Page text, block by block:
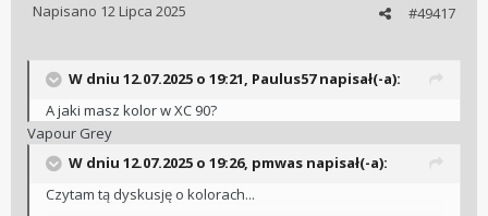
#49417
Napisano 12 Lipca 2025
W dniu 12.07.2025 o 19:21, Paulus57napisał(-a):
A jaki masz kolor w XC 90?
Vapour Grey
W dniu 12.07.2025 o 19:26, pmwas napisał(-a):
Czytam tą dyskusję o kolorach...